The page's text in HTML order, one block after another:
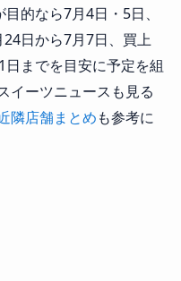
的なら7月4日・5日、
日から7月7日、買上
までを目安に予定を組
イーツニュースも見る
隣店舗まとめも参考に